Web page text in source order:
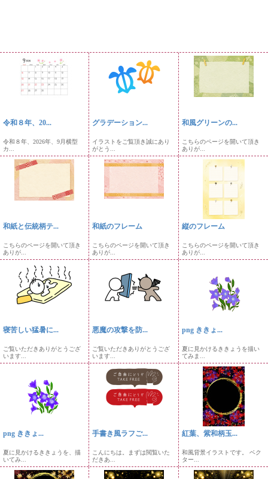
令和８年、20...
令和８年、2026年、9月横型
カ...
グラデーション...
イラストをご覧頂き誠にあり
がとう...
和風グリーンの...
こちらのページを開いて頂き
ありが...
和紙と伝統柄テ...
こちらのページを開いて頂き
ありが...
和紙のフレーム
こちらのページを開いて頂き
ありが...
縦のフレーム
こちらのページを開いて頂き
ありが...
寝苦しい猛暑に...
ご覧いただきありがとうござ
います...
悪魔の攻撃を防...
ご覧いただきありがとうござ
います...
png ききょ...
夏に見かけるききょうを描い
てみま...
png ききょ...
夏に見かけるききょうを、描
いてみ...
手書き風ラフご...
こんにちは。まずは閲覧いた
だきあ...
紅葉、紫和柄玉...
和風背景イラストです。 ベク
ター...